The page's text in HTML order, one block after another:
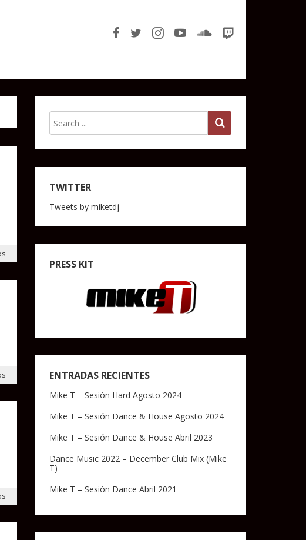
TWITTER
Tweets by miketdj
PRESS KIT
ENTRADAS RECIENTES
Mike T – Sesión Hard Agosto 2024
Mike T – Sesión Dance & House Agosto 2024
Mike T – Sesión Dance & House Abril 2023
Dance Music 2022 – December Club Mix (Mike
T)
Mike T – Sesión Dance Abril 2021